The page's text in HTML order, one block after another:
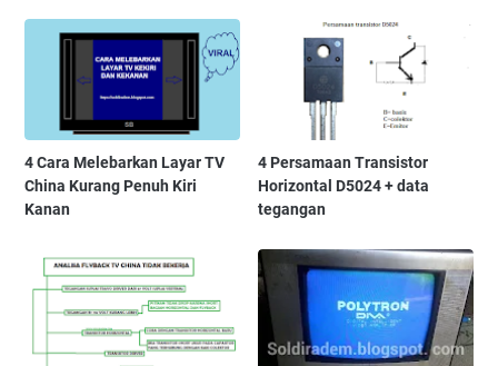
4 Cara Melebarkan Layar TV
China Kurang Penuh Kiri
Kanan
4 Persamaan Transistor
Horizontal D5024 + data
tegangan